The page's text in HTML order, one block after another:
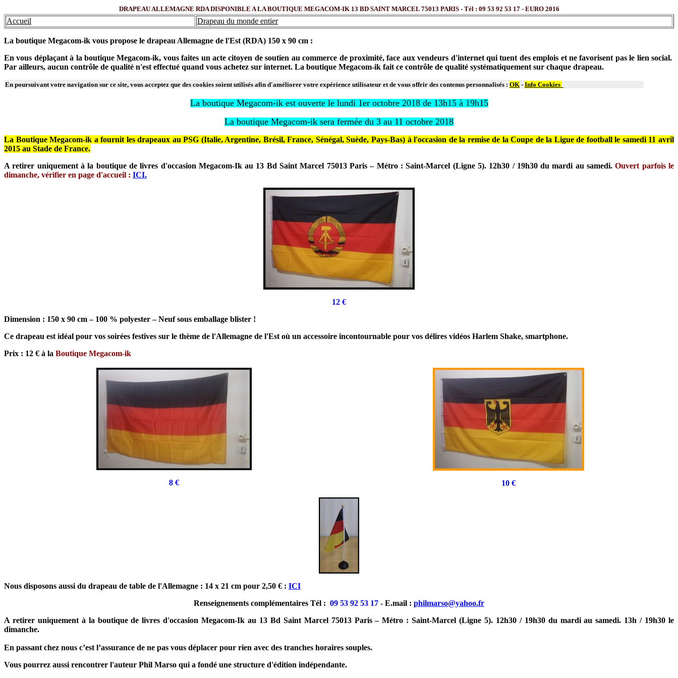
DRAPEAU ALLEMAGNE RDA DISPONIBLE A LA BOUTIQUE MEGACOM-IK 13 BD SAINT MARCEL 75013 PARIS - Tél : 09 53 92 53 17 - EURO 2016
Accueil Drapeau du monde entier
La boutique Megacom-ik vous propose le drapeau Allemagne de l'Est (RDA) 150 x 90 cm :
En vous déplaçant à la boutique Megacom-ik, vous faites un acte citoyen de soutien au commerce de proximité, face aux vendeurs d'internet qui tuent des emplois et ne favorisent pas le lien social.
Par ailleurs, aucun contrôle de qualité n'est effectué quand vous achetez sur internet. La boutique Megacom-ik fait ce contrôle de qualité systématiquement sur chaque drapeau.
En poursuivant votre navigation sur ce site, vous acceptez que des cookies soient utilisés afin d'améliorer votre expérience utilisateur et de vous offrir des contenus personnalisés : OK - Info Cookies
La boutique Megacom-ik est ouverte le lundi 1er octobre 2018 de 13h15 à 19h15
La boutique Megacom-ik sera fermée du 3 au 11 octobre 2018
La Boutique Megacom-ik a fournit les drapeaux au PSG (Italie, Argentine, Brésil, France, Sénégal, Suède, Pays-Bas) à l'occasion de la remise de la Coupe de la Ligue de football le samedi 11 avril
2015 au Stade de France.
A retirer uniquement à la boutique de livres d'occasion Megacom-Ik au 13 Bd Saint Marcel 75013 Paris – Métro : Saint-Marcel (Ligne 5). 12h30 / 19h30 du mardi au samedi.Ouvert parfois le
dimanche, vérifier en page d'accueil : ICI.
12 €
Dimension : 150 x 90 cm – 100 % polyester – Neuf sous emballage blister !
Ce drapeau est idéal pour vos soirées festives sur le thème de l'Allemagne de l'Est où un accessoire incontournable pour vos délires vidéos Harlem Shake, smartphone.
Prix : 12 € à la Boutique Megacom-ik
8 € 10 €
Nous disposons aussi du drapeau de table de l'Allemagne : 14 x 21 cm pour 2,50 € : ICI
Renseignements complémentaires Tél : 09 53 92 53 17 - E.mail : philmarso@yahoo.fr
A retirer uniquement à la boutique de livres d'occasion Megacom-Ik au 13 Bd Saint Marcel 75013 Paris – Métro : Saint-Marcel (Ligne 5). 12h30 / 19h30 du mardi au samedi. 13h / 19h30 le
dimanche.
En passant chez nous c’est l’assurance de ne pas vous déplacer pour rien avec des tranches horaires souples.
Vous pourrez aussi rencontrer l'auteur Phil Marso qui a fondé une structure d'édition indépendante.